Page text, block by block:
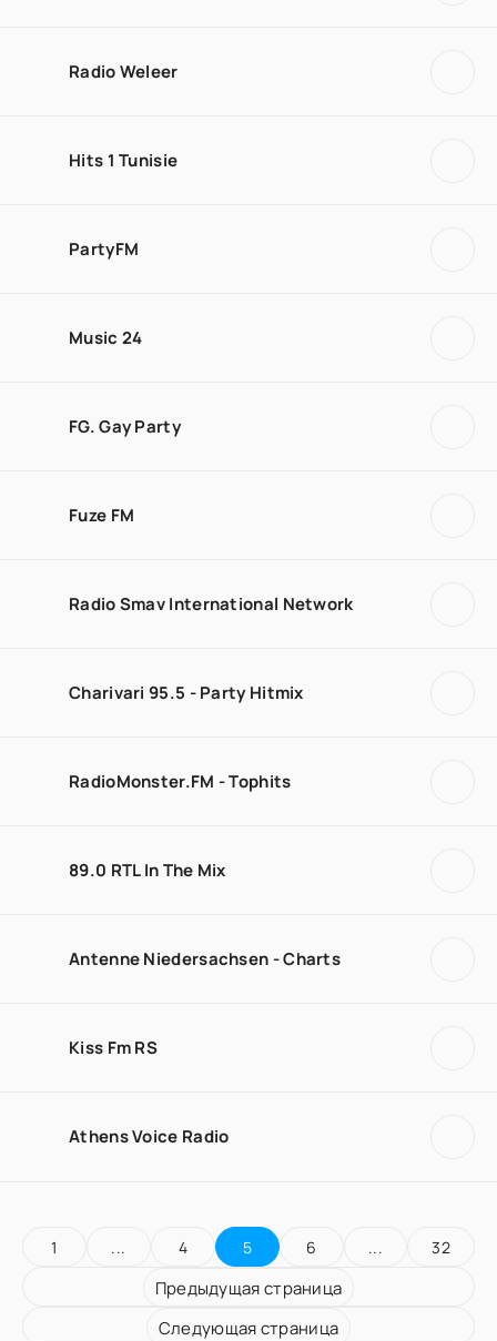
Radio Weleer
Hits 1 Tunisie
PartyFM
Music 24
FG. Gay Party
Fuze FM
Radio Smav International Network
Charivari 95.5 - Party Hitmix
RadioMonster.FM - Tophits
89.0 RTL In The Mix
Antenne Niedersachsen - Charts
Kiss Fm RS
Athens Voice Radio
Предыдущая страница
1 ... 4 5 6 ... 32
Следующая страница